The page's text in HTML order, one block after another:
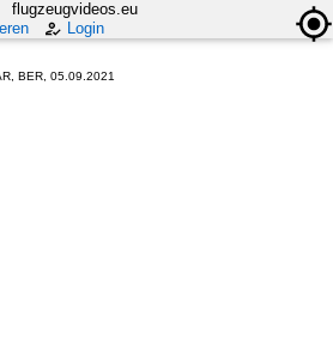
flugzeugvideos.eu
Login
BER, 05.09.2021